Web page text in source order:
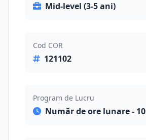
Mid-level (3-5 ani)
Cod COR
121102
Program de Lucru
Număr de ore lunare - 10